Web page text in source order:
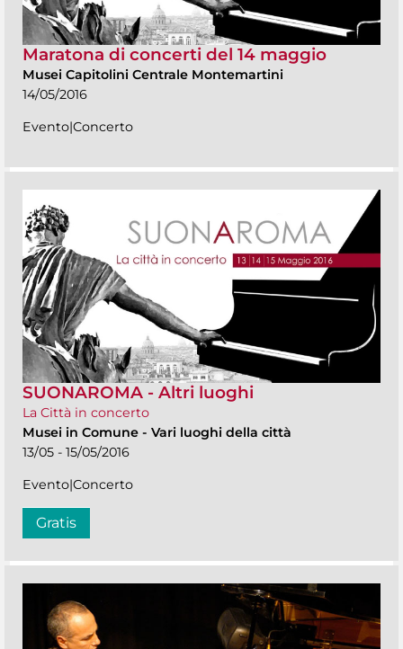
Maratona di concerti del 14 maggio
Musei Capitolini Centrale Montemartini
14/05/2016
Evento|Concerto
SUONAROMA - Altri luoghi
La Città in concerto
Musei in Comune - Vari luoghi della città
13/05 - 15/05/2016
Evento|Concerto
Gratis